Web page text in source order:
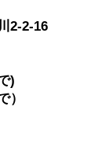
2-2-16
)
）